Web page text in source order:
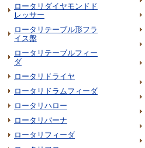
ロータリダイヤモンドド
レッサー
ロータリテーブル形フラ
イス盤
ロータリテーブルフィー
ダ
ロータリドライヤ
ロータリドラムフィーダ
ロータリハロー
ロータリバーナ
ロータリフィーダ